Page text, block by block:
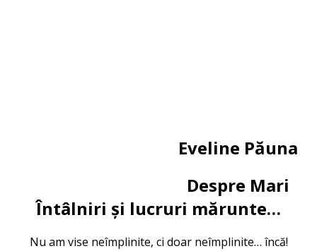
Eveline Păuna
Despre Mari
Întâlniri și lucruri mărunte…
Nu am vise neîmplinite, ci doar neîmplinite… încă!